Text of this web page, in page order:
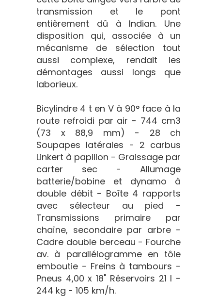
transmission et le pont
entièrement dû à Indian. Une
disposition qui, associée à un
mécanisme de sélection tout
aussi complexe, rendait les
démontages aussi longs que
laborieux.
Bicylindre 4 t en V à 90° face à la
route refroidi par air - 744 cm3
(73 x 88,9 mm) - 28 ch
Soupapes latérales - 2 carbus
Linkert à papillon - Graissage par
carter sec - Allumage
batterie/bobine et dynamo à
double débit - Boîte 4 rapports
avec sélecteur au pied -
Transmissions primaire par
chaîne, secondaire par arbre -
Cadre double berceau - Fourche
av. à parallélogramme en tôle
emboutie - Freins à tambours -
Pneus 4,00 x 18" Réservoirs 21 l -
244 kg - 105 km/h.